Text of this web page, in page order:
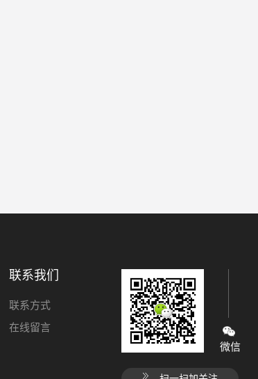
联系我们
联系方式
在线留言
微信